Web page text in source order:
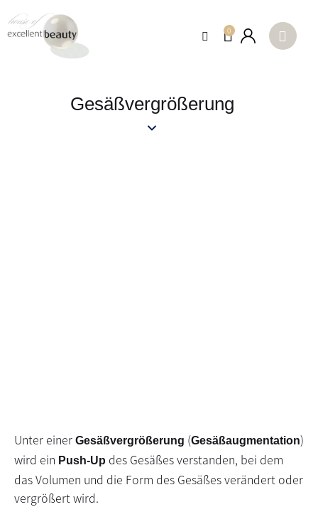
0
Gesäßvergrößerung
Unter einer Gesäßvergrößerung (Gesäßaugmentation)
wird ein Push-Up des Gesäßes verstanden, bei dem
das Volumen und die Form des Gesäßes verändert oder
vergrößert wird.